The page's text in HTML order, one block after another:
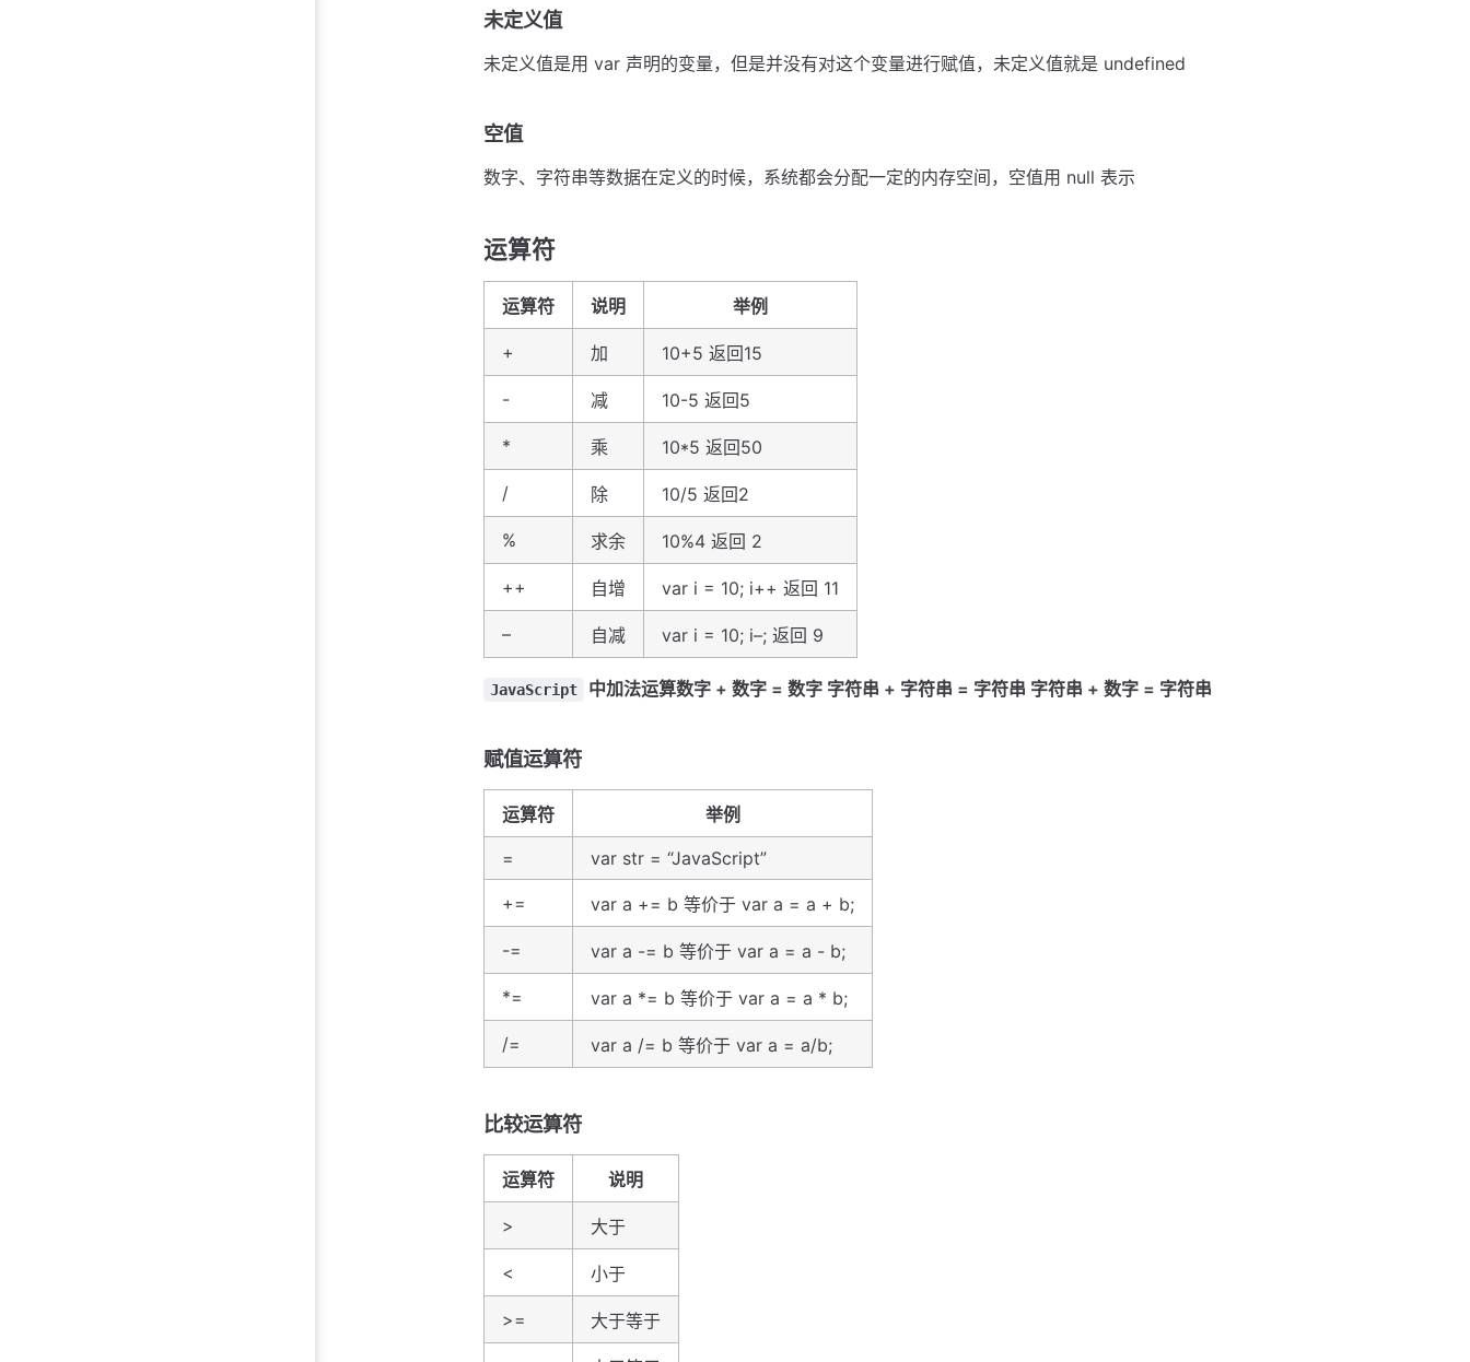
未定义值
未定义值是用 var 声明的变量，但是并没有对这个变量进行赋值，未定义值就是 undefined
空值
数字、字符串等数据在定义的时候，系统都会分配一定的内存空间，空值用 null 表示
运算符
运算符 说明 举例
+ 加 10+5 返回15
- 减 10-5 返回5
* 乘 10*5 返回50
/ 除 10/5 返回2
% 求余 10%4 返回 2
++ 自增 var i = 10; i++ 返回 11
– 自减 var i = 10; i–; 返回 9
JavaScript 中加法运算数字 + 数字 = 数字 字符串 + 字符串 = 字符串 字符串 + 数字 = 字符串
赋值运算符
运算符
举例
=
var str = “JavaScript”
+= var a += b 等价于 var a = a + b;
-= var a -= b 等价于 var a = a - b;
*= var a *= b 等价于 var a = a * b;
/= var a /= b 等价于 var a = a/b;
比较运算符
运算符 说明
> 大于
< 小于
>= 大于等于